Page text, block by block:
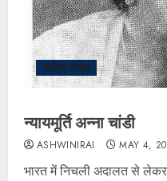
साहित्य संग्रह
न्यायमूर्ति अन्ना चांडी
ASHWINIRAI MAY 4,
भारत में निचली अदालत से